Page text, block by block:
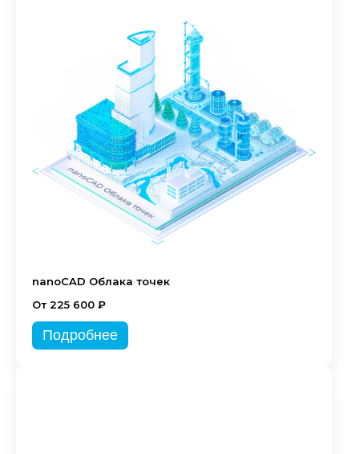
nanoCAD Облака точек
От 225 600 ₽
Подробнее